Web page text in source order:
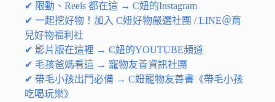
✔ 限動、Reels 都在這 → C妞的Instagram
✔ 一起挖好物！加入 C妞好物嚴選社團 /LINE＠育
兒好物福利社
✔ 影片版在這裡 → C妞的YOUTUBE頻道
✔ 毛孩爸媽看這 → 寵物友善資訊社團
✔ 帶毛小孩出門必備 → C妞寵物友善書《帶毛小孩
吃喝玩樂》